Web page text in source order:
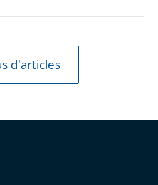
d'articles